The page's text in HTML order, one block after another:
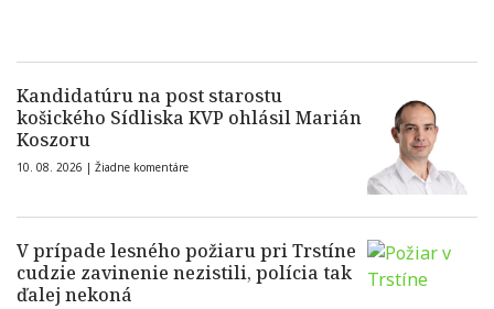
Kandidatúru na post starostu
košického Sídliska KVP ohlásil Marián
Koszoru
10. 08. 2026 | Žiadne komentáre
V prípade lesného požiaru pri Trstíne
cudzie zavinenie nezistili, polícia tak
ďalej nekoná